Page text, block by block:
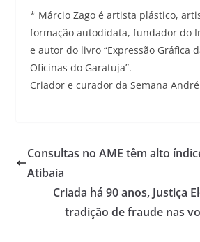
* Márcio Zago é artista plástico,
formação autodidata, fundador do
e autor do livro “Expressão Gráfica
Oficinas do Garatuja”.
Criador e curador da Semana
Consultas no AME têm alto
Atibaia
Criada há 90 anos, Justiça
tradição de fraude nas